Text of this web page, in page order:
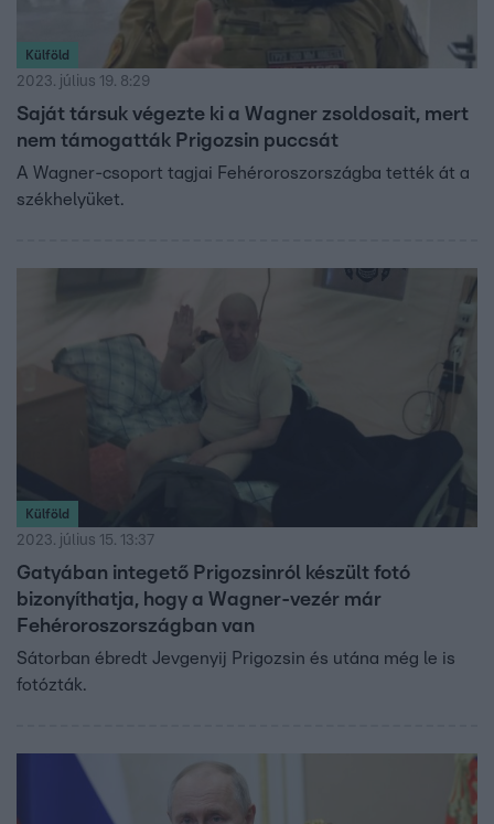
Külföld
2023. július 19. 8:29
Saját társuk végezte ki a Wagner zsoldosait, mert
nem támogatták Prigozsin puccsát
A Wagner-csoport tagjai Fehéroroszországba tették át a
székhelyüket.
Külföld
2023. július 15. 13:37
Gatyában integető Prigozsinról készült fotó
bizonyíthatja, hogy a Wagner-vezér már
Fehéroroszországban van
Sátorban ébredt Jevgenyij Prigozsin és utána még le is
fotózták.